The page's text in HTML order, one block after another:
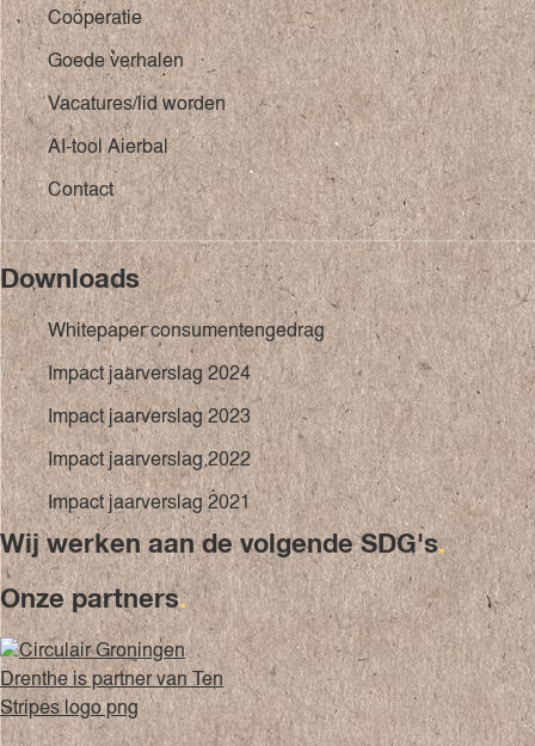
Coöperatie
Goede verhalen
Vacatures/lid worden
AI-tool Aierbal
Contact
Downloads
Whitepaper consumentengedrag
Impact jaarverslag 2024
Impact jaarverslag 2023
Impact jaarverslag 2022
Impact jaarverslag 2021
Wij werken aan de volgende SDG's.
Onze partners.